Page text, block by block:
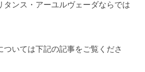
タンス・アーユルヴェーダならでは
ついては下記の記事をご覧くださ